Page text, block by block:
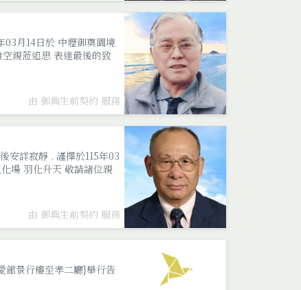
03月14日於 中壢御奠園境
親蒞追思 表達最後的致
由 御典生前契約 服務
安詳寂靜 . 謹擇於115年03
場 羽化升天 敬請諸位親
由 御典生前契約 服務
館景行樓至孝二廳}舉行告